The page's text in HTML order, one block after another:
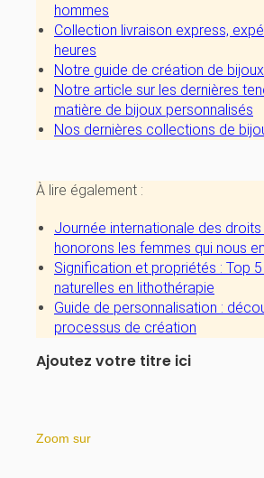
hommes
Collection livraison express,
heures
Notre guide de création de bijoux
Notre article sur les dernières
matière de bijoux personnalisés
Nos dernières collections de
À lire également :
Journée internationale des
honorons les femmes qui nous
Signification et propriétés : Top
naturelles en lithothérapie
Guide de personnalisation :
processus de création
Ajoutez votre titre ici
Zoom sur